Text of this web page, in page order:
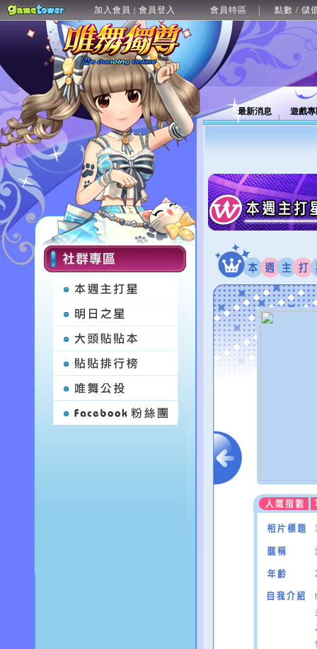
加入會員 | 會員登入 會員特區 點數 / 儲
最新消息 遊戲